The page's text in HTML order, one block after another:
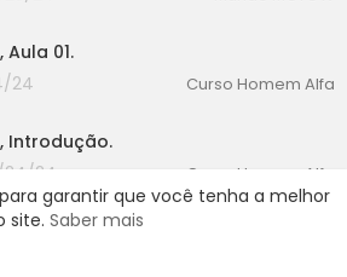
garantir que você tenha a melhor
site. Saber mais
01.
24
Curso Homem Alfa
Introdução.
24/24
Curso Homem Alfa